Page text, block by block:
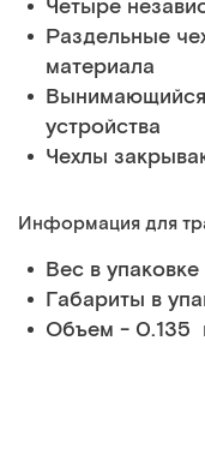
Четыре
Раздельные
материала
Вынимающийся
устройства
Чехлы
Информация для
Вес в упаковке
Габариты в
Объем - 0.135